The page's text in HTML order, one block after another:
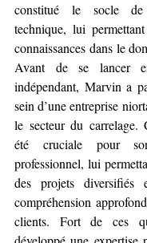
constitué le socle de
technique, lui
connaissances dans le
Avant de se lancer
indépendant, Marvin a
sein d’une entreprise
le secteur du carrelage.
été cruciale pour
professionnel, lui
des projets diversifiés
compréhension
clients. Fort de ces